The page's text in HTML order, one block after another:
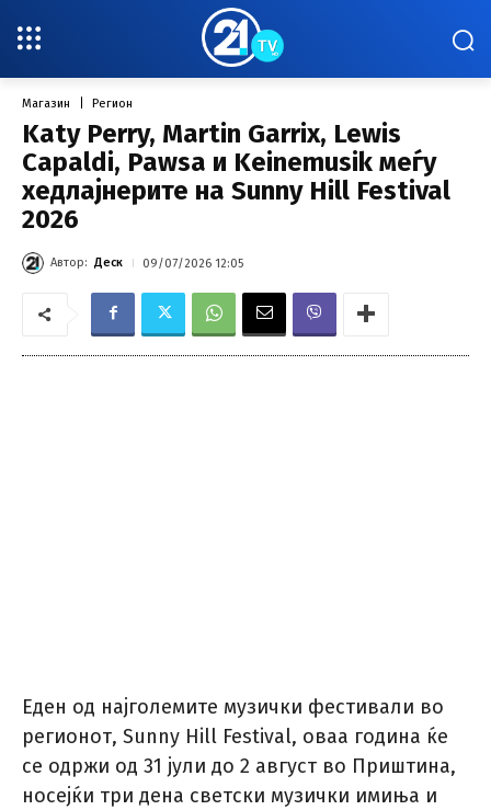
Магазин Регион
Katy Perry, Martin Garrix, Lewis
Capaldi, Pawsa и Keinemusik меѓу
хедлајнерите на Sunny Hill Festival
2026
Автор: Деск 09/07/2026 12:05
Еден од најголемите музички фестивали во
регионот, Sunny Hill Festival, оваа година ќе
се одржи од 31 јули до 2 август во Приштина,
носејќи три дена светски музички имиња и